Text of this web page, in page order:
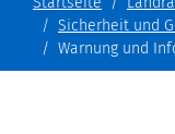
Sicherheit und
Warnung und